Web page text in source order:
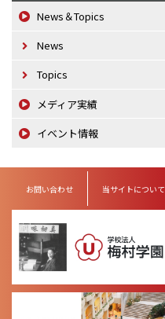
News＆Topics
News
Topics
メディア実績
イベント情報
お問い合わせ 当サイトについて